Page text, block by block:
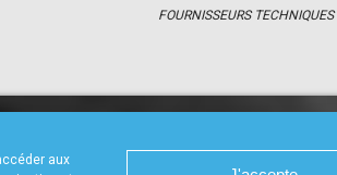
aux
FOURNISSEURS TECHNIQUES
CALENDRIER RÉSULTATS